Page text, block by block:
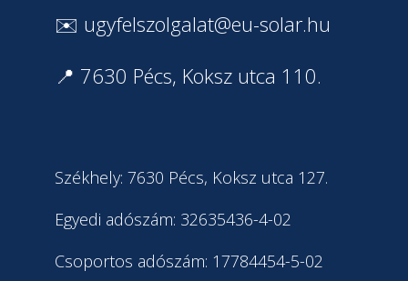
✉️ ugyfelszolgalat@eu-solar.hu
📍 7630 Pécs, Koksz utca 110.
Székhely: 7630 Pécs, Koksz utca 127.
Egyedi adószám: 32635436-4-02
Csoportos adószám: 17784454-5-02